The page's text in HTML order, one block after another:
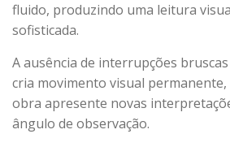
fluido, produzindo uma leitura
sofisticada.
A ausência de interrupções
cria movimento visual permanente,
obra apresente novas
ângulo de observação.